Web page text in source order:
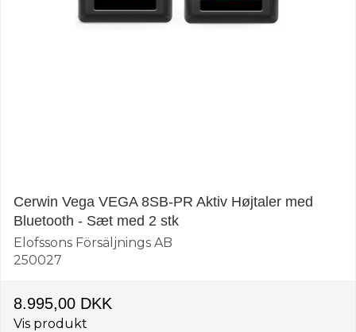
Cerwin Vega VEGA 8SB-PR Aktiv Højtaler med
Bluetooth - Sæt med 2 stk
Elofssons Försäljnings AB
250027
8.995,00 DKK
Vis produkt